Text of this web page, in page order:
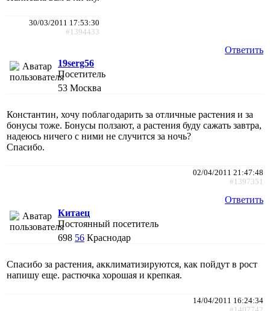
30/03/2011 17:53:30
#1394433
Ответить
19serg56
Посетитель
53 Москва
Константин, хочу поблагодарить за отличные растения и за
бонусы тоже. Бонусы ползают, а растения буду сажать завтра,
надеюсь ничего с ними не случится за ночь?
Спасибо.
02/04/2011 21:47:48
#1397351
Ответить
Китаец
Постоянный посетитель
698 56 Краснодар
Спасибо за растения, акклиматизируются, как пойдут в рост
напишу еще. растючка хорошая и крепкая.
14/04/2011 16:24:34